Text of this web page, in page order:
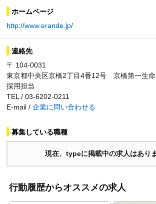
ホームページ
http://www.erande.jp/
連絡先
〒 104-0031
東京都中央区京橋2丁目4番12号 京橋第一生
採用担当
TEL / 03-6202-0211
E-mail / 企業に問い合わせる
募集している職種
現在、typeに掲載中の求人はありま
行動履歴からオススメの求人